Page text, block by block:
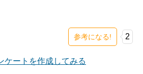
参考になる! 2
ケートを作成してみる